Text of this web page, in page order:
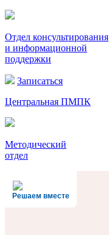
Отдел консультирования
и информационной
поддержки
Записаться
Центральная ПМПК
Методический
отдел
Решаем вместе